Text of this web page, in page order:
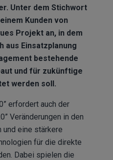
Unter dem Stichwort
Kunden von
Projekt an, in dem
aus Einsatzplanung
bestehende
und für zukünftige
werden soll.
erfordert auch der
Veränderungen in den
eine stärkere
für die direkte
Dabei spielen die